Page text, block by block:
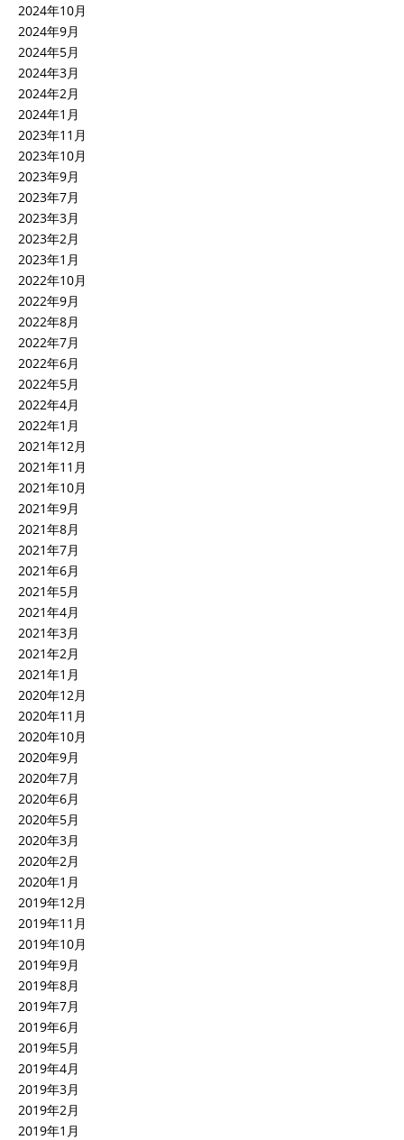
2024年10月
2024年9月
2024年5月
2024年3月
2024年2月
2024年1月
2023年11月
2023年10月
2023年9月
2023年7月
2023年3月
2023年2月
2023年1月
2022年10月
2022年9月
2022年8月
2022年7月
2022年6月
2022年5月
2022年4月
2022年1月
2021年12月
2021年11月
2021年10月
2021年9月
2021年8月
2021年7月
2021年6月
2021年5月
2021年4月
2021年3月
2021年2月
2021年1月
2020年12月
2020年11月
2020年10月
2020年9月
2020年7月
2020年6月
2020年5月
2020年3月
2020年2月
2020年1月
2019年12月
2019年11月
2019年10月
2019年9月
2019年8月
2019年7月
2019年6月
2019年5月
2019年4月
2019年3月
2019年2月
2019年1月